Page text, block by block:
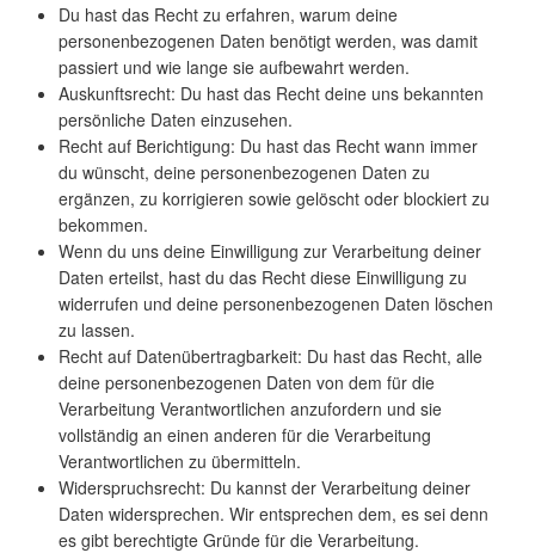
Du hast das Recht zu erfahren, warum deine
personenbezogenen Daten benötigt werden, was damit
passiert und wie lange sie aufbewahrt werden.
Auskunftsrecht: Du hast das Recht deine uns bekannten
persönliche Daten einzusehen.
Recht auf Berichtigung: Du hast das Recht wann immer
du wünscht, deine personenbezogenen Daten zu
ergänzen, zu korrigieren sowie gelöscht oder blockiert zu
bekommen.
Wenn du uns deine Einwilligung zur Verarbeitung deiner
Daten erteilst, hast du das Recht diese Einwilligung zu
widerrufen und deine personenbezogenen Daten löschen
zu lassen.
Recht auf Datenübertragbarkeit: Du hast das Recht, alle
deine personenbezogenen Daten von dem für die
Verarbeitung Verantwortlichen anzufordern und sie
vollständig an einen anderen für die Verarbeitung
Verantwortlichen zu übermitteln.
Widerspruchsrecht: Du kannst der Verarbeitung deiner
Daten widersprechen. Wir entsprechen dem, es sei denn
es gibt berechtigte Gründe für die Verarbeitung.